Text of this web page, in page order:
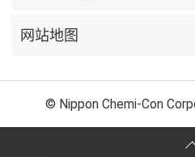
网站地图
© Nippon Chemi-Con